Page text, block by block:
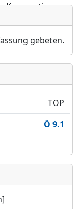
Konsumtive
gebeten.
TOP
Ö 9.1